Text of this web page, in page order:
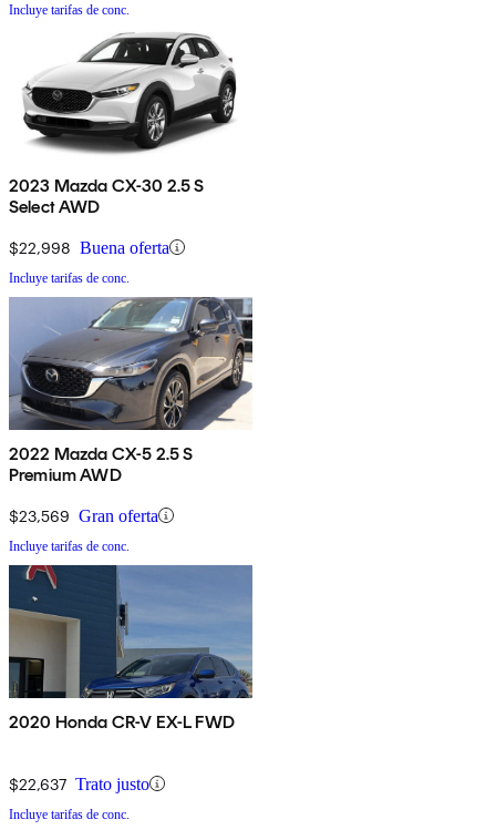
Incluye tarifas de conc.
2023 Mazda CX-30 2.5 S
Select AWD
$22,998 Buena oferta
Incluye tarifas de conc.
2022 Mazda CX-5 2.5 S
Premium AWD
$23,569 Gran oferta
Incluye tarifas de conc.
2020 Honda CR-V EX-L FWD
$22,637 Trato justo
Incluye tarifas de conc.